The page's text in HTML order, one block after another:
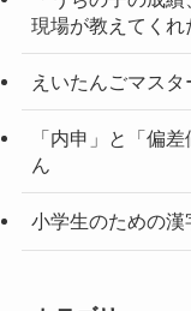
現場が教えてくれ
えいたんごマス
「内申」と「偏
ん
小学生のための漢